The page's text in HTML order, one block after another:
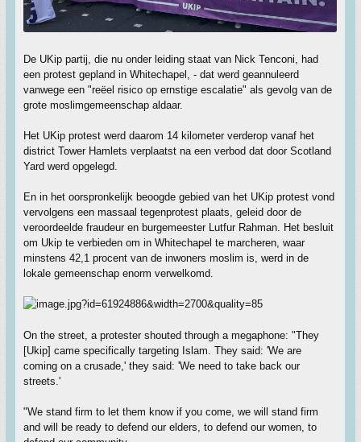
De UKip partij, die nu onder leiding staat van Nick Tenconi, had
een protest gepland in Whitechapel, - dat werd geannuleerd
vanwege een "reëel risico op ernstige escalatie" als gevolg van de
grote moslimgemeenschap aldaar.
Het UKip protest werd daarom 14 kilometer verderop vanaf het
district Tower Hamlets verplaatst na een verbod dat door Scotland
Yard werd opgelegd.
En in het oorspronkelijk beoogde gebied van het UKip protest vond
vervolgens een massaal tegenprotest plaats, geleid door de
veroordeelde fraudeur en burgemeester Lutfur Rahman. Het besluit
om Ukip te verbieden om in Whitechapel te marcheren, waar
minstens 42,1 procent van de inwoners moslim is, werd in de
lokale gemeenschap enorm verwelkomd.
On the street, a protester shouted through a megaphone: "They
[Ukip] came specifically targeting Islam. They said: 'We are
coming on a crusade,' they said: 'We need to take back our
streets.'
"We stand firm to let them know if you come, we will stand firm
and will be ready to defend our elders, to defend our women, to